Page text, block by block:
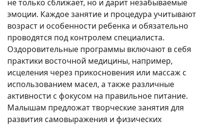
не только сближает, но и дарит незабываемые
эмоции. Каждое занятие и процедура учитывают
возраст и особенности ребенка и обязательно
проводятся под контролем специалиста.
Оздоровительные программы включают в себя
практики восточной медицины, например,
исцеления через прикосновения или массаж с
использованием масел, а также различные
активности с фокусом на правильное питание.
Малышам предложат творческие занятия для
развития самовыражения и физических